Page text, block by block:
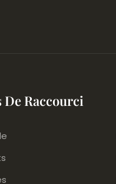
De Raccourci